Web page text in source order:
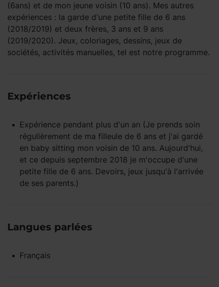
(6ans) et de mon jeune voisin (10 ans). Mes autres
expériences : la garde d'une petite fille de 6 ans
(2018/2019) et deux frères, 3 ans et 9 ans
(2019/2020). Jeux, coloriages, dessins, jeux de
sociétés, activités manuelles, tel est notre programme.
Expériences
Expérience pendant plus d'un an (Je prends soin
régulièrement de ma filleule de 6 ans et j'ai gardé
en baby sitting mon voisin de 10 ans. Aujourd'hui,
et ce depuis septembre 2018 je m'occupe d'une
petite fille de 6 ans. Devoirs, jeux jusqu'à l'arrivée
de ses parents.)
Langues parlées
Français